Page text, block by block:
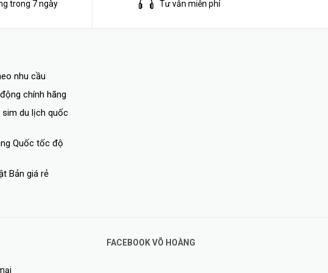
như đường cao tốc có 2 làn song song. Việc lưu thông của các
trong 7 ngày Tư vẫn miễn phí
nhu cầu
chính hãng
du lịch quốc
Quốc tốc độ
Bản giá rẻ
FACEBOOK VÕ HOÀNG